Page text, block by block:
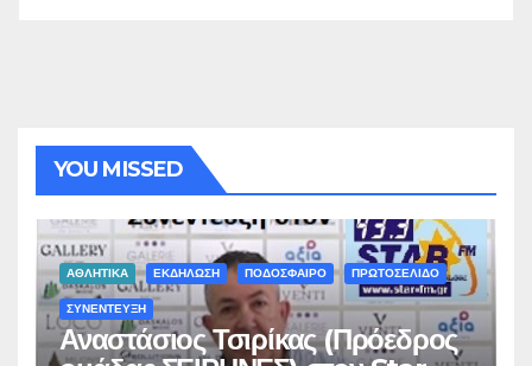
YOU MISSED
ΑΘΛΗΤΙΚΑ ΕΚΔΗΛΩΣΗ ΠΟΔΟΣΦΑΙΡΟ ΠΡΩΤΟΣΕΛΙΔΟ
ΣΥΝΕΝΤΕΥΞΗ
Αναστάσιος Τσιρίκας (Πρόεδρος